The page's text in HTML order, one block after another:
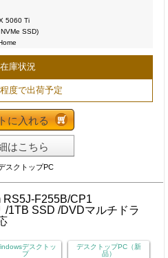
5060 Ti
SSD)
在庫状況
度で出荷予定
に入れる
はこちら
スクトップPC
デスクトッ
プ
デスクトップPC（新
品）